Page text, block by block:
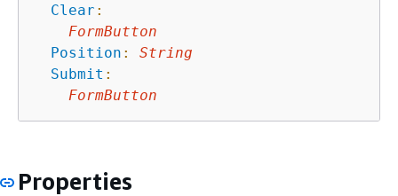
Clear :
FormButton
Position :
String
Submit :
FormButton
Properties